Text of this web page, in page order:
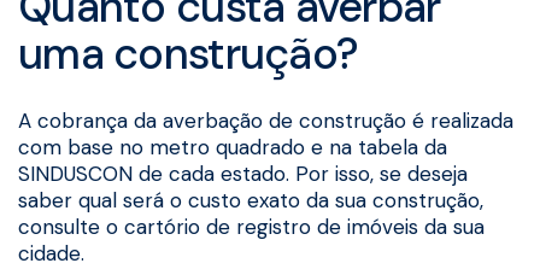
uma construção?
A cobrança da averbação de construção é realizada
com base no metro quadrado e na tabela da
SINDUSCON de cada estado. Por isso, se deseja
saber qual será o custo exato da sua construção,
consulte o cartório de registro de imóveis da sua
cidade.